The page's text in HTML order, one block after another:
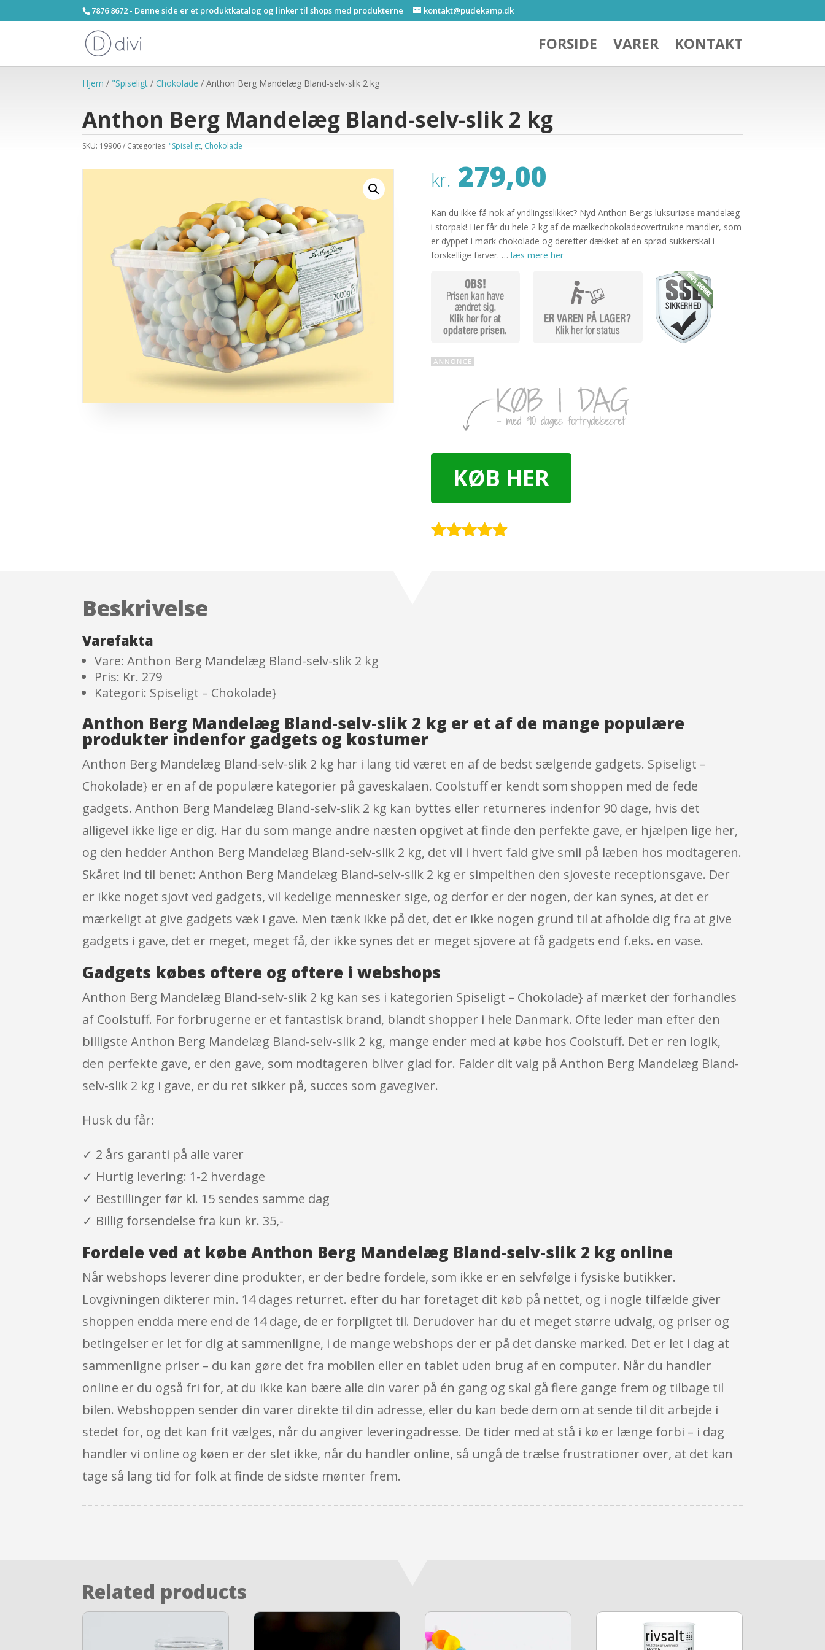
7876 8672 - Denne side er et produktkatalog og linker til shops med produkterne kontakt@pudekamp.dk
FORSIDE VARER KONTAKT
Hjem / "Spiseligt /Chokolade / Anthon Berg Mandelæg Bland-selv-slik 2 kg
Anthon Berg Mandelæg Bland-selv-slik 2 kg
SKU: 19906 Categories: "Spiseligt, Chokolade
kr. 279,00
Kan du ikke få nok af yndlingsslikket? Nyd Anthon Bergs luksuriøse mandelæg
i storpak! Her får du hele 2 kg af de mælkechokoladeovertrukne mandler, som
er dyppet i mørk chokolade og derefter dækket af en sprød sukkerskal i
forskellige farver. … læs mere her
KØB HER
Beskrivelse
Varefakta
Vare: Anthon Berg Mandelæg Bland-selv-slik 2 kg
Pris: Kr. 279
Kategori: Spiseligt – Chokolade}
Anthon Berg Mandelæg Bland-selv-slik 2 kg er et af de mange populære
produkter indenfor gadgets og kostumer
Anthon Berg Mandelæg Bland-selv-slik 2 kg har i lang tid været en af de bedst sælgende gadgets. Spiseligt –
Chokolade} er en af de populære kategorier på gaveskalaen. Coolstuff er kendt som shoppen med de fede
gadgets. Anthon Berg Mandelæg Bland-selv-slik 2 kg kan byttes eller returneres indenfor 90 dage, hvis det
alligevel ikke lige er dig. Har du som mange andre næsten opgivet at finde den perfekte gave, er hjælpen lige her,
og den hedder Anthon Berg Mandelæg Bland-selv-slik 2 kg, det vil i hvert fald give smil på læben hos modtageren.
Skåret ind til benet: Anthon Berg Mandelæg Bland-selv-slik 2 kg er simpelthen den sjoveste receptionsgave. Der
er ikke noget sjovt ved gadgets, vil kedelige mennesker sige, og derfor er der nogen, der kan synes, at det er
mærkeligt at give gadgets væk i gave. Men tænk ikke på det, det er ikke nogen grund til at afholde dig fra at give
gadgets i gave, det er meget, meget få, der ikke synes det er meget sjovere at få gadgets end f.eks. en vase.
Gadgets købes oftere og oftere i webshops
Anthon Berg Mandelæg Bland-selv-slik 2 kg kan ses i kategorien Spiseligt – Chokolade} af mærket der forhandles
af Coolstuff. For forbrugerne er et fantastisk brand, blandt shopper i hele Danmark. Ofte leder man efter den
billigste Anthon Berg Mandelæg Bland-selv-slik 2 kg, mange ender med at købe hos Coolstuff. Det er ren logik,
den perfekte gave, er den gave, som modtageren bliver glad for. Falder dit valg på Anthon Berg Mandelæg Bland-
selv-slik 2 kg i gave, er du ret sikker på, succes som gavegiver.
Husk du får:
✓ 2 års garanti på alle varer
✓ Hurtig levering: 1-2 hverdage
✓ Bestillinger før kl. 15 sendes samme dag
✓ Billig forsendelse fra kun kr. 35,-
Fordele ved at købe Anthon Berg Mandelæg Bland-selv-slik 2 kg online
Når webshops leverer dine produkter, er der bedre fordele, som ikke er en selvfølge i fysiske butikker.
Lovgivningen dikterer min. 14 dages returret. efter du har foretaget dit køb på nettet, og i nogle tilfælde giver
shoppen endda mere end de 14 dage, de er forpligtet til. Derudover har du et meget større udvalg, og priser og
betingelser er let for dig at sammenligne, i de mange webshops der er på det danske marked. Det er let i dag at
sammenligne priser – du kan gøre det fra mobilen eller en tablet uden brug af en computer. Når du handler
online er du også fri for, at du ikke kan bære alle din varer på én gang og skal gå flere gange frem og tilbage til
bilen. Webshoppen sender din varer direkte til din adresse, eller du kan bede dem om at sende til dit arbejde i
stedet for, og det kan frit vælges, når du angiver leveringadresse. De tider med at stå i kø er længe forbi – i dag
handler vi online og køen er der slet ikke, når du handler online, så ungå de trælse frustrationer over, at det kan
tage så lang tid for folk at finde de sidste mønter frem.
Related products